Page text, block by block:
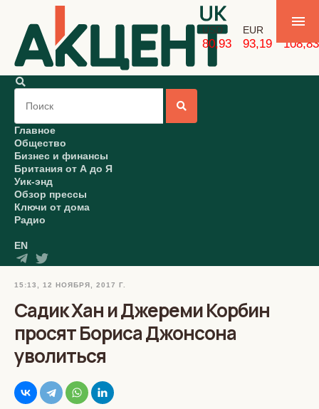
USD
80,93
EUR
93,19 108,83
Главное
Общество
Бизнес и финансы
Британия от А до Я
Уик-энд
Обзор прессы
Ключи от дома
Радио
EN
15:13, 12 НОЯБРЯ, 2017 Г.
Садик Хан и Джереми Корбин
просят Бориса Джонсона
уволиться